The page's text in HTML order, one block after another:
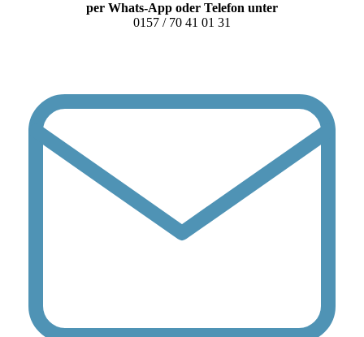
per Whats-App oder Telefon unter
0157 / 70 41 01 31